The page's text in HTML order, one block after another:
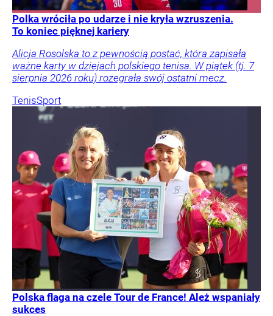
Polka wróciła po udarze i nie kryła wzruszenia.
To koniec pięknej kariery
Alicja Rosolska to z pewnością postać, która zapisała
ważne karty w dziejach polskiego tenisa. W piątek (tj. 7
sierpnia 2026 roku) rozegrała swój ostatni mecz.
TenisSport
Polska flaga na czele Tour de France! Ależ wspaniały
sukces